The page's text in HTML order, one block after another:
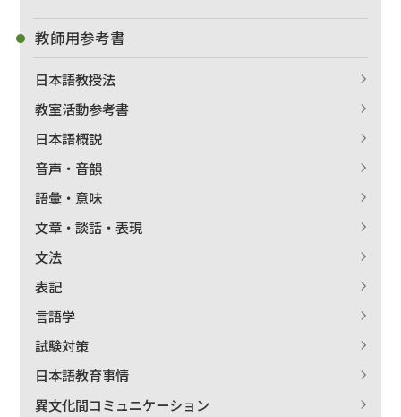
教師用参考書
日本語教授法
教室活動参考書
日本語概説
音声・音韻
語彙・意味
文章・談話・表現
文法
表記
言語学
試験対策
日本語教育事情
異文化間コミュニケーション